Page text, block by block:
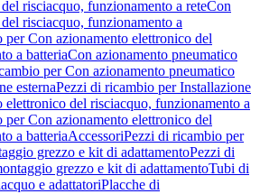
risciacquo, funzionamento a reteCon
risciacquo, funzionamento a
per Con azionamento elettronico del
a batteriaCon azionamento pneumatico
per Con azionamento pneumatico
esternaPezzi di ricambio per Installazione
elettronico del risciacquo, funzionamento a
per Con azionamento elettronico del
a batteriaAccessoriPezzi di ricambio per
grezzo e kit di adattamentoPezzi di
grezzo e kit di adattamentoTubi di
e adattatoriPlacche di